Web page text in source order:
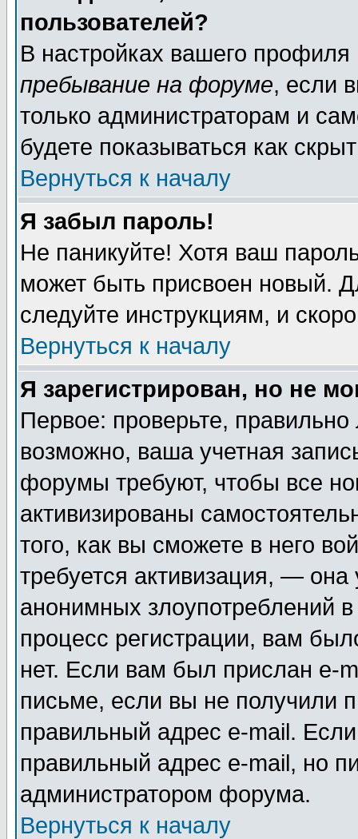
пользователей?
В настройках вашего
пребывание на форуме, если
только администраторам и
будете показываться как
Вернуться к началу
Я забыл пароль!
Не паникуйте! Хотя ваш
может быть присвоен новый.
следуйте инструкциям, и
Вернуться к началу
Я зарегистрирован, но не
Первое: проверьте,
возможно, ваша учетная
форумы требуют, чтобы все
активизированы
того, как вы сможете в него
требуется активизация, —
анонимных злоупотреблений
процесс регистрации, вам
нет. Если вам был прислан e-
письме, если вы не получили
правильный адрес e-mail.
правильный адрес e-mail, но
администратором форума.
Вернуться к началу